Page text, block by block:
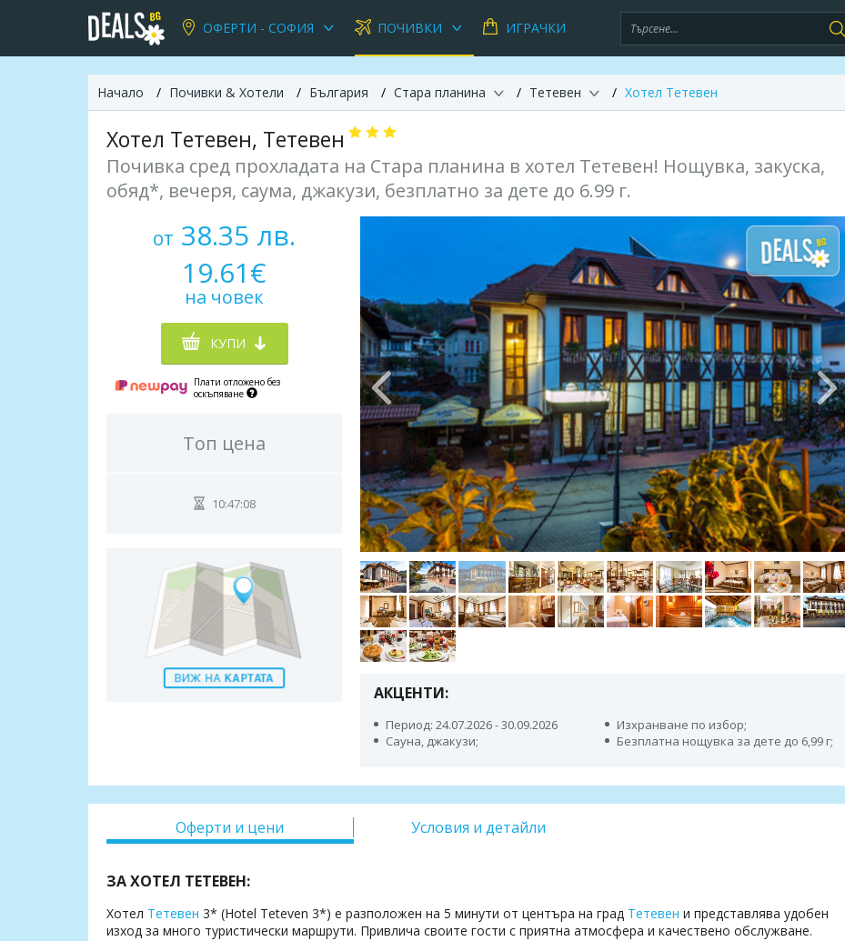
ОФЕРТИ - СОФИЯ ПОЧИВКИ ИГРАЧКИ
Начало Почивки & Хотели България Стара планина Тетевен Хотел Тетевен
Хотел Тетевен, Тетевен
Почивка сред прохладата на Стара планина в хотел Тетевен! Нощувка, закуска,
обяд*, вечеря, саума, джакузи, безплатно за дете до 6.99 г.
АКЦЕНТИ:
Период: 24.07.2026 - 30.09.2026
Изхранване по избор;
Сауна, джакузи;
Безплатна нощувка за дете до 6,99 г;
от 38.35 лв.
19.61€
на човек
КУПИ
Плати отложено без
оскъпяване
Топ цена
10:47:07
Оферти и цени Условия и детайли
ЗА ХОТЕЛ ТЕТЕВЕН:
Хотел Тетевен 3* (Hotel Teteven 3*) е разположен на 5 минути от центъра на град Тетевен и представлява удобен
изход за много туристически маршрути. Привлича своите гости с приятна атмосфера и качествено обслужване.